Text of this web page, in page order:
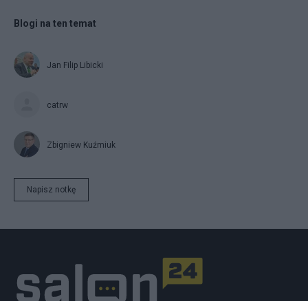
Blogi na ten temat
Jan Filip Libicki
catrw
Zbigniew Kuźmiuk
Napisz notkę